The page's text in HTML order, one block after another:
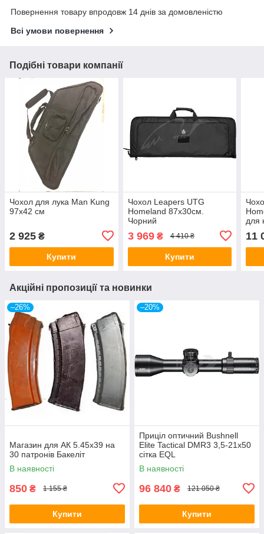
Повернення товару впродовж 14 днів за домовленістю
Всі умови повернення
Подібні товари компанії
Чохол для лука Man Kung
97х42 см
2 925 ₴
Купити
Чохол Leapers UTG
Homeland 87х30см.
Чорний
3 969₴ 4 410 ₴
Купити
для
11
Акційні пропозиції та новинки
–26%
Магазин для АК 5.45х39 на
30 патронів Бакеліт
В наявності
850 ₴ 1 155 ₴
Купити
–20%
Приціл оптичний Bushnell
Elite Tactical DMR3 3,5-21x50
сітка EQL
В наявності
96 840 ₴ 121 050 ₴
Купити